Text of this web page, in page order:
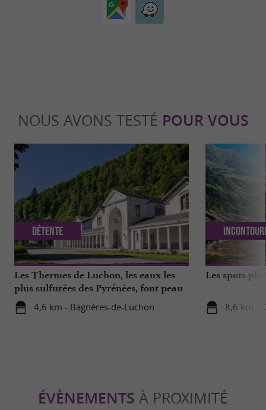
NOUS AVONS TESTÉ POUR VOUS
Les Thermes de Luchon, les eaux les
plus sulfurées des Pyrénées, font peau
neuve !
4,6 km - Bagnères-de-Luchon
Détente
Les spots
8,6 km -
ÉVÈNEMENTS À PROXIMITÉ